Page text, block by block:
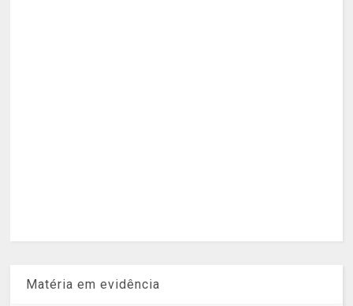
Matéria em evidência